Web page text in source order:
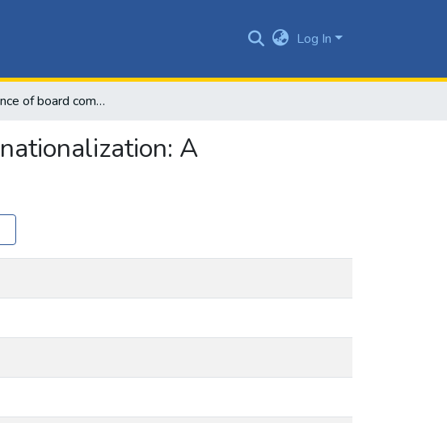
Log In
The influence of board composition on firm internationalization: A comprehensive analysis
A